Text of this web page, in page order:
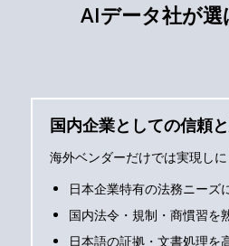
AIデータ社が
国内企業としての信頼
海外ベンダーだけでは実現し
日本企業特有の法務ニーズ
国内法令・規制・商慣習を
日本語の証拠・文書処理を